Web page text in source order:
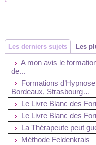
Les derniers sujets Les
A mon avis le
de...
Formations
Bordeaux, Strasbourg…
Le Livre Blanc des
Le Livre Blanc des
La Thérapeute peut
Méthode Feldenkrais